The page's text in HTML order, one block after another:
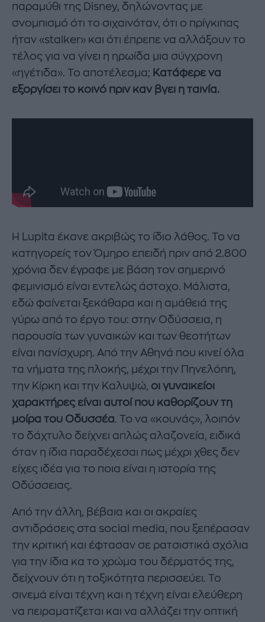
παραμύθι της Disney, δηλώνοντας με
σνομπισμό ότι το σιχαινόταν, ότι ο πρίγκιπας
ήταν «stalker» και ότι έπρεπε να αλλάξουν το
τέλος για να γίνει η ηρωίδα μια σύγχρονη
«ηγέτιδα». Το αποτέλεσμα; Κατάφερε να
εξοργίσει το κοινό πριν καν βγει η ταινία.
Η Lupita έκανε ακριβώς το ίδιο λάθος. Το να
κατηγορείς τον Όμηρο επειδή πριν από 2.800
χρόνια δεν έγραφε με βάση τον σημερινό
φεμινισμό είναι εντελώς άστοχο. Μάλιστα,
εδώ φαίνεται ξεκάθαρα και η αμάθειά της
γύρω από το έργο του: στην Οδύσσεια, η
παρουσία των γυναικών και των θεοτήτων
είναι πανίσχυρη. Από την Αθηνά που κινεί όλα
τα νήματα της πλοκής, μέχρι την Πηνελόπη,
την Κίρκη και την Καλυψώ, οι γυναικείοι
χαρακτήρες είναι αυτοί που καθορίζουν τη
μοίρα του Οδυσσέα. Το να «κουνάς», λοιπόν
το δάχτυλο δείχνει απλώς αλαζονεία, ειδικά
όταν η ίδια παραδέχεσαι πως μέχρι χθες δεν
είχες ιδέα για το ποια είναι η ιστορία της
Οδύσσειας.
Από την άλλη, βέβαια και οι ακραίες
αντιδράσεις στα social media, που ξεπέρασαν
την κριτική και έφτασαν σε ρατσιστικά σχόλια
για την ίδια κα το χρώμα του δέρματός της,
δείχνουν ότι η τοξικότητα περισσεύει. Το
σινεμά είναι τέχνη και η τέχνη είναι ελεύθερη
να πειραματίζεται και να αλλάζει την οπτική